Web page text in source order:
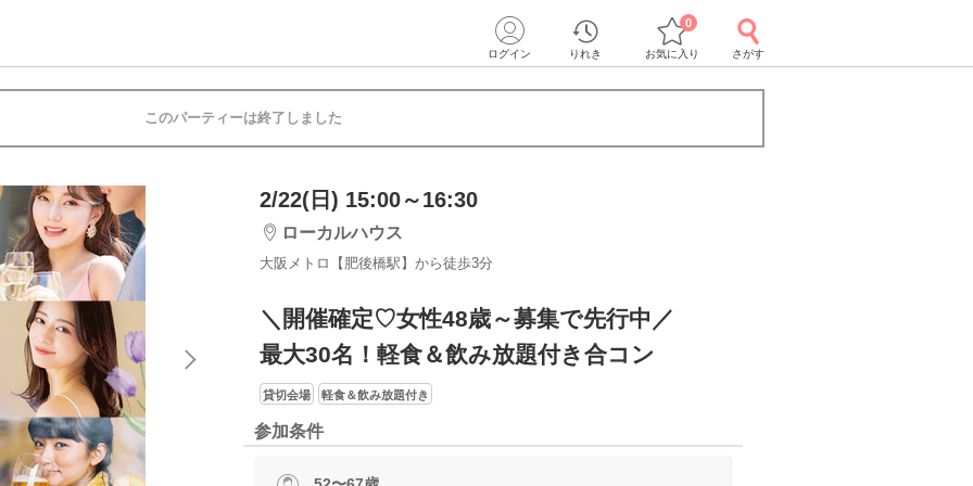
ログイン りれき お気に入り
0
さがす
このパーティーは終了しました
2/22(日) 15:00～16:30
ローカルハウス
大阪メトロ【肥後橋駅】から徒歩3分
＼開催確定♡女性48歳～募集で先行中／
最大30名！軽食＆飲み放題付き合コン
貸切会場 軽食＆飲み放題付き
参加条件